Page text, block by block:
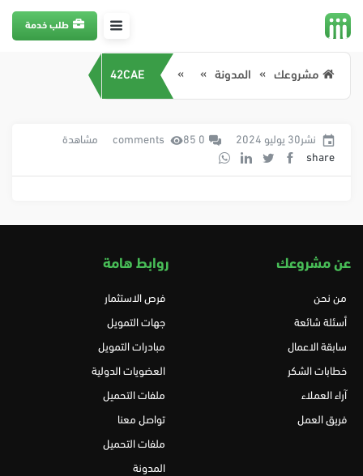
طلب خدمة
مشروعك المدونة 42CAE
نشر30 يوليو 2024 0 comments 85 مشاهدة
share
عن مشروعك
من نحن
أسئلة شائعة
سابقة الاعمال
خطابات الشكر
آراء العملاء
فريق العمل
روابط هامة
فرص الاستثمار
جهات التمويل
مبادرات التمويل
العضويات الدولية
ملفات التحميل
تواصل معنا
ملفات التحميل
المدونة